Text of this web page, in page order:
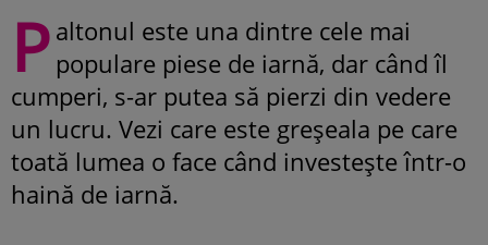
P altonul este una dintre cele mai
populare piese de iarnă, dar când îl
cumperi, s-ar putea să pierzi din vedere
un lucru. Vezi care este greșeala pe care
toată lumea o face când investește într-o
haină de iarnă.